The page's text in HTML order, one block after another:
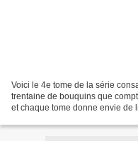
Voici le 4e tome de la série
trentaine de bouquins que
et chaque tome donne envie de